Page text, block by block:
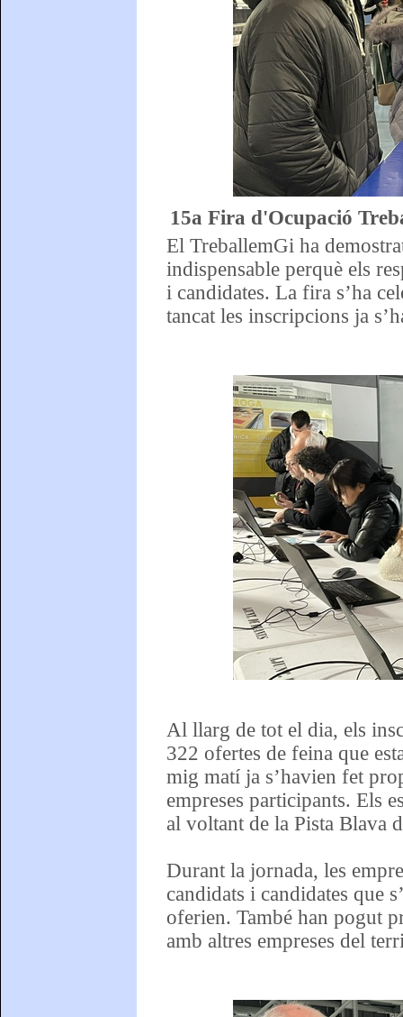
15a Fira d'Ocupació
El TreballemGi ha
indispensable perquè els
i candidates. La fira s’ha
tancat les inscripcions ja
Al llarg de tot el dia, els
322 ofertes de feina que
mig matí ja s’havien fet
empreses participants. Els
al voltant de la Pista Blava
Durant la jornada, les
candidats i candidates que
oferien. També han pogut
amb altres empreses del